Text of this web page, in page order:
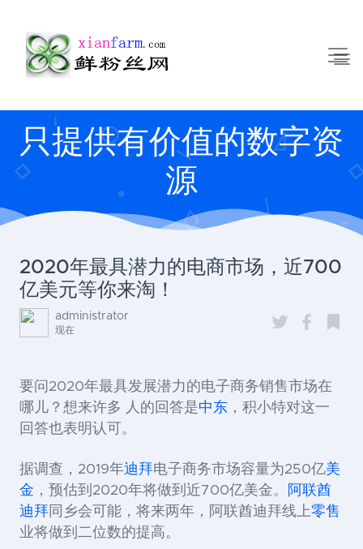
只提供有价值的数字资
源
2020年最具潜力的电商市场，近700
亿美元等你来淘！
administrator
现在
要问2020年最具发展潜力的电子商务销售市场在
哪儿？想来许多 人的回答是中东 ，积小特对这一
回答也表明认可。
据调查，2019年迪拜电子商务市场容量为250亿美
金 ，预估到2020年将做到近700亿美金。
阿联酋
迪拜 同乡会可能，将来两年，阿联酋迪拜线上零售
业将做到二位数的提高。